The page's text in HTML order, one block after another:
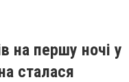
на першу ночі у
сталася